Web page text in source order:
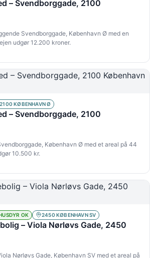
– Svendborggade, 2100
Svendborggade, København Ø med en
udgør 12.200 kroner.
2100 KØBENHAVN Ø
– Svendborggade, 2100
København Ø med et areal på 44
10.500 kr.
OK 2450 KØBENHAVN SV
– Viola Nørløvs Gade, 2450
Nørløvs Gade, København SV med et areal på